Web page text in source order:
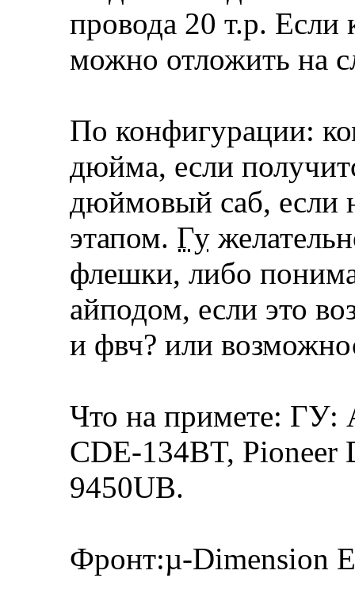
провода 20 т.р. Если
можно отложить на
По конфигурации:
дюйма, если
дюймовый саб, если
этапом. Гу
флешки, либо
айподом, если это
и фвч? или
Что на примете: ГУ:
CDE-134BT, Pioneer
9450UB.
Фронт:µ-Dimension